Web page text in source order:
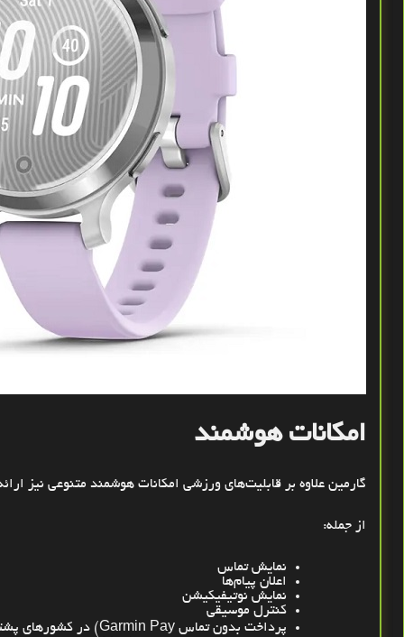
امکانات هوشمند
گارمین علاوه بر قابلیت‌های ورزشی امکانات هوشمند متنوعی نیز
از جمله:
نمایش تماس
اعلان پیام‌ها
نمایش نوتیفیکیشن
کنترل موسیقی
پرداخت بدون تماس (Garmin Pay در کشورهای